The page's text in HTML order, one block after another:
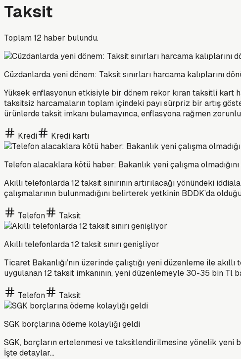
Taksit
Toplam12 haber bulundu.
Cüzdanlarda yeni dönem: Taksit sınırları harcama kalıplarını
Yüksek enflasyonun etkisiyle bir dönem rekor kıran taksitli kart
taksitsiz harcamaların toplam içindeki payı sürpriz bir artış
ürünlerde taksit imkanı bulamayınca, enflasyona rağmen
Kredi Kredi kartı
Telefon alacaklara kötü haber: Bakanlık yeni çalışma
Akıllı telefonlarda 12 taksit sınırının artırılacağı yönündeki
çalışmalarının bulunmadığını belirterek yetkinin BDDK’da
Telefon Taksit
Akıllı telefonlarda 12 taksit sınırı genişliyor
Ticaret Bakanlığı’nın üzerinde çalıştığı yeni düzenleme ile
uygulanan 12 taksit imkanının, yeni düzenlemeyle 30-35 bin Tl
Telefon Taksit
SGK borçlarına ödeme kolaylığı geldi
SGK, borçların ertelenmesi ve taksitlendirilmesine yönelik yeni
İşte detaylar...